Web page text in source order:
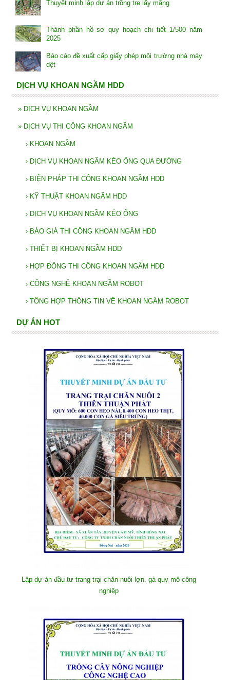
Thuyết minh lập dự án trồng tre lấy măng
Thành phần hồ sơ quy hoạch chi tiết 1/500 năm
2025
Báo cáo đề xuất cấp giấy phép môi trường nhà máy
dệt
DỊCH VỤ KHOAN NGẦM HDD
» DỊCH VỤ KHOAN NGẦM
» DỊCH VỤ THI CÔNG KHOAN NGẦM
› KHOAN NGẦM
› DỊCH VỤ KHOAN NGẦM KÉO ỐNG QUA ĐƯỜNG
› BIỆN PHÁP THI CÔNG KHOAN NGẦM HDD
› KỸ THUẬT KHOAN NGẦM HDD
› DỊCH VỤ KHOAN NGẦM KÉO ỐNG
› BÁO GIÁ THI CÔNG KHOAN NGẦM HDD
› THIẾT BỊ KHOAN NGẦM HDD
› HỢP ĐỒNG THI CÔNG KHOAN NGẦM HDD
› CÔNG NGHỆ KHOAN NGẦM ROBOT
› TỔNG HỢP THÔNG TIN VỀ KHOAN NGẦM ROBOT
DỰ ÁN HOT
Lập dự án đầu tư trang trại chăn nuôi lợn, gà quy mô công
nghiệp